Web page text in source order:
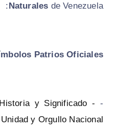
Naturales de Venezuela:
Patrios Oficiales
-
y Significado -
y Orgullo Nacional